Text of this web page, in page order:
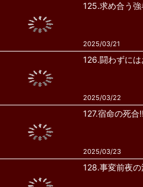
125.求め合う強
2025/03/21
126.闘わずに
2025/03/22
127.宿命の死合
2025/03/23
128.事変前夜